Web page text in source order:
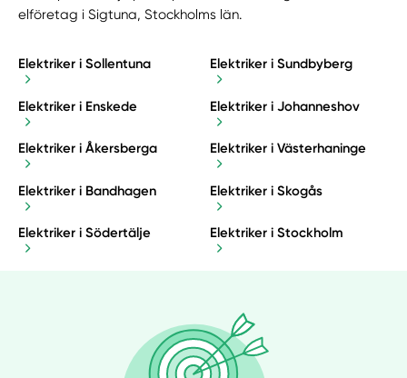
elföretag i Sigtuna, Stockholms län.
Elektriker i Sollentuna Elektriker i Sundbyberg
Elektriker i Enskede Elektriker i Johanneshov
Elektriker i Åkersberga Elektriker i Västerhaninge
Elektriker i Bandhagen Elektriker i Skogås
Elektriker i Södertälje Elektriker i Stockholm